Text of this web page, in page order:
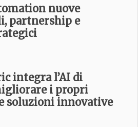
nuove
partnership e
integra l’AI di
i propri
soluzioni innovative